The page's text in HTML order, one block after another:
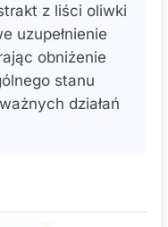
z liści oliwki
uzupełnienie
obniżenie
stanu
działań